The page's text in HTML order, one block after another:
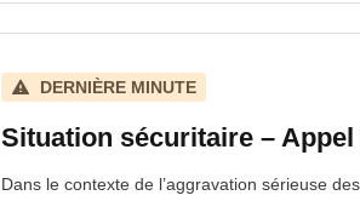
Situation sécuritaire –
Dans le contexte de l’aggravation sérieuse
DERNIÈRE MINUTE